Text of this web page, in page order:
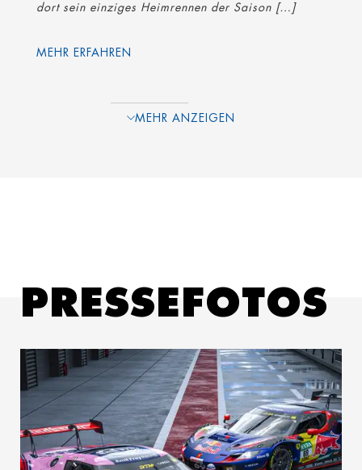
dort sein einziges Heimrennen der Saison […]
MEHR ERFAHREN
MEHR ANZEIGEN
PRESSE­FOTOS